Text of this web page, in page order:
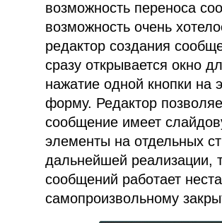
возможность переноса
возможность очень
редактор создания
сразу открывается окно
нажатие одной кнопки на
форму. Редактор
сообщение имеет
элементы на отдельных
дальнейшей реализации,
сообщений работает
самопроизвольному